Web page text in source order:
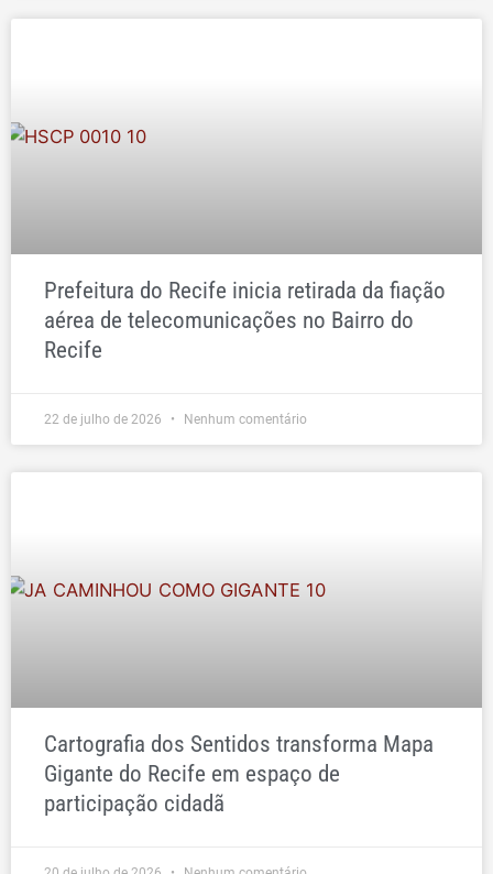
Prefeitura do Recife inicia retirada da fiação
aérea de telecomunicações no Bairro do
Recife
22 de julho de 2026 Nenhum comentário
Cartografia dos Sentidos transforma Mapa
Gigante do Recife em espaço de
participação cidadã